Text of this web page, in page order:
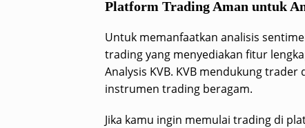
Platform Trading Aman untuk
Untuk memanfaatkan analisis
trading yang menyediakan fitur
Analysis KVB. KVB mendukung
instrumen trading beragam.
Jika kamu ingin memulai trading di